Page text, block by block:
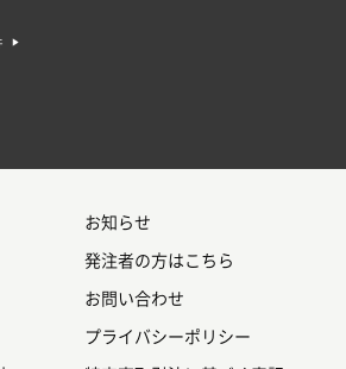
お知らせ
発注者の方はこちら
お問い合わせ
プライバシーポリシー